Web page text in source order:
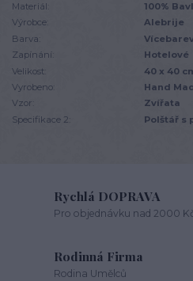
Materiál:
100%
Výrobce:
Alebrije
Barva:
Zapínání:
Hotelové
Velikost:
40 x 40
Vyrobeno:
Hand
Vzor:
Zvířata
Specifikace 2:
Polštář s
Rychlá DOPRAVA
Pro objednávku nad 2000
Rodinná Firma
Rodina Umělců